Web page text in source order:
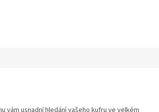
vám usnadní hledání vašeho kufru ve velkém